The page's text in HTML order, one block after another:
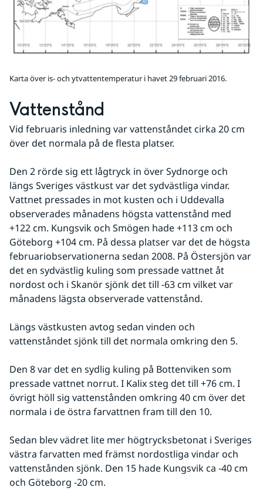
Karta över is- och ytvattentemperatur i havet 29 februari 2016.
Vattenstånd
Vid februaris inledning var vattenståndet cirka 20 cm
över det normala på de flesta platser.
Den 2 rörde sig ett lågtryck in över Sydnorge och
längs Sveriges västkust var det sydvästliga vindar.
Vattnet pressades in mot kusten och i Uddevalla
observerades månadens högsta vattenstånd med
+122 cm. Kungsvik och Smögen hade +113 cm och
Göteborg +104 cm. På dessa platser var det de högsta
februariobservationerna sedan 2008. På Östersjön var
det en sydvästlig kuling som pressade vattnet åt
nordost och i Skanör sjönk det till -63 cm vilket var
månadens lägsta observerade vattenstånd.
Längs västkusten avtog sedan vinden och
vattenståndet sjönk till det normala omkring den 5.
Den 8 var det en sydlig kuling på Bottenviken som
pressade vattnet norrut. I Kalix steg det till +76 cm. I
övrigt höll sig vattenstånden omkring 40 cm över det
normala i de östra farvattnen fram till den 10.
Sedan blev vädret lite mer högtrycksbetonat i Sveriges
västra farvatten med främst nordostliga vindar och
vattenstånden sjönk. Den 15 hade Kungsvik ca -40 cm
och Göteborg -20 cm.